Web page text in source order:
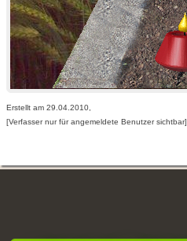
Erstellt am 29.04.2010,
[Verfasser nur für angemeldete Benutzer sichtbar]